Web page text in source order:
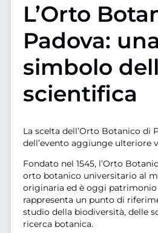
L’Orto
Padova:
simbolo
scientifica
La scelta dell’Orto Botanico di
dell’evento aggiunge ulteriore
Fondato nel 1545, l’Orto
orto botanico universitario al
originaria ed è oggi patrimonio
rappresenta un punto di
studio della biodiversità, delle
ricerca botanica.